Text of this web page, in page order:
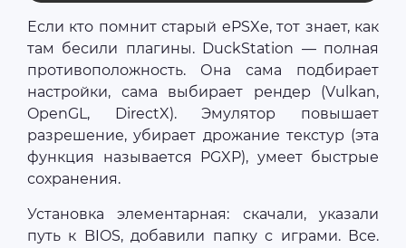
Если кто помнит старый ePSXe, тот знает, как
там бесили плагины. DuckStation — полная
противоположность. Она сама подбирает
настройки, сама выбирает рендер (Vulkan,
OpenGL, DirectX). Эмулятор повышает
разрешение, убирает дрожание текстур (эта
функция называется PGXP), умеет быстрые
сохранения.
Установка элементарная: скачали, указали
путь к BIOS, добавили папку с играми. Все.